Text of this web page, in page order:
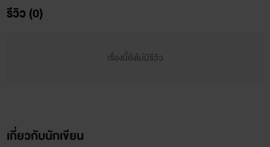
รีวิว (0)
เรื่องนี้ยังไม่มีรีวิว
เกี่ยวกับนักเขียน